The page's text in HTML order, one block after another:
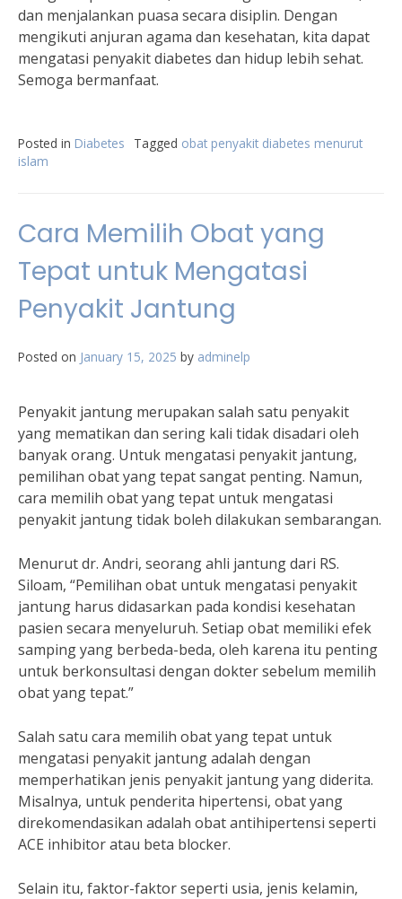
dan menjalankan puasa secara disiplin. Dengan
mengikuti anjuran agama dan kesehatan, kita dapat
mengatasi penyakit diabetes dan hidup lebih sehat.
Semoga bermanfaat.
Posted in Diabetes Tagged obat penyakit diabetes menurut
islam
Cara Memilih Obat yang
Tepat untuk Mengatasi
Penyakit Jantung
Posted on January 15, 2025 by adminelp
Penyakit jantung merupakan salah satu penyakit
yang mematikan dan sering kali tidak disadari oleh
banyak orang. Untuk mengatasi penyakit jantung,
pemilihan obat yang tepat sangat penting. Namun,
cara memilih obat yang tepat untuk mengatasi
penyakit jantung tidak boleh dilakukan sembarangan.
Menurut dr. Andri, seorang ahli jantung dari RS.
Siloam, “Pemilihan obat untuk mengatasi penyakit
jantung harus didasarkan pada kondisi kesehatan
pasien secara menyeluruh. Setiap obat memiliki efek
samping yang berbeda-beda, oleh karena itu penting
untuk berkonsultasi dengan dokter sebelum memilih
obat yang tepat.”
Salah satu cara memilih obat yang tepat untuk
mengatasi penyakit jantung adalah dengan
memperhatikan jenis penyakit jantung yang diderita.
Misalnya, untuk penderita hipertensi, obat yang
direkomendasikan adalah obat antihipertensi seperti
ACE inhibitor atau beta blocker.
Selain itu, faktor-faktor seperti usia, jenis kelamin,